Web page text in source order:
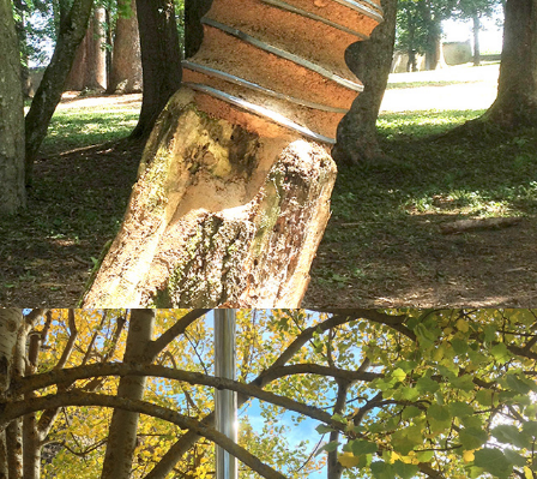
2018
LES SOUCHES DE TERRE